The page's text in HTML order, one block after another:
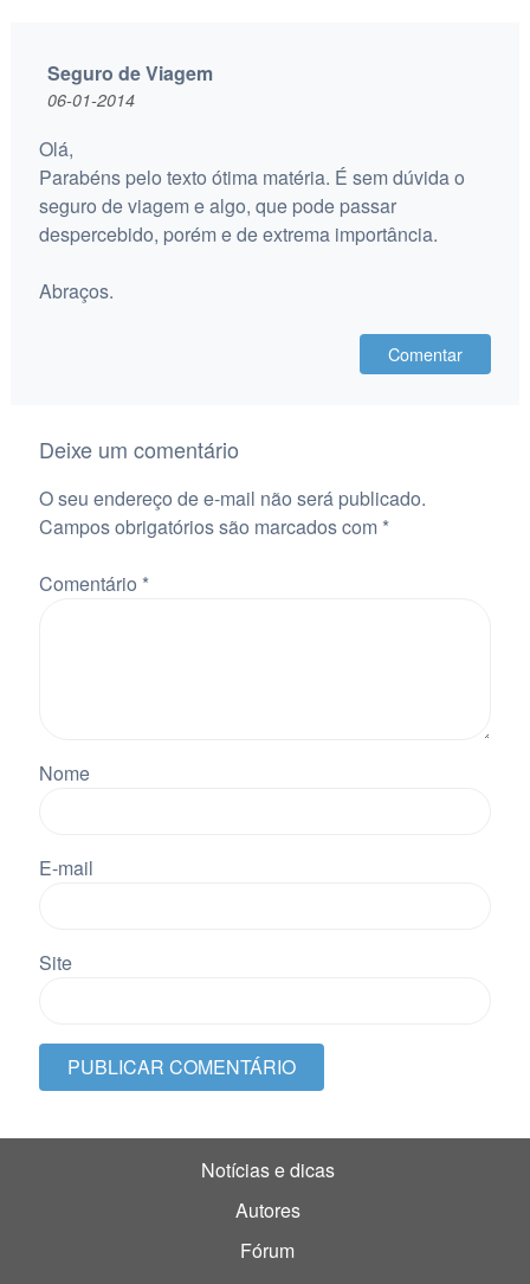
Seguro de Viagem
06-01-2014
Olá,
Parabéns pelo texto ótima matéria. É sem dúvida o
seguro de viagem e algo, que pode passar
despercebido, porém e de extrema importância.
Abraços.
Comentar
Deixe um comentário
O seu endereço de e-mail não será publicado.
Campos obrigatórios são marcados com *
Comentário *
Nome
E-mail
Site
Notícias e dicas
Autores
Fórum